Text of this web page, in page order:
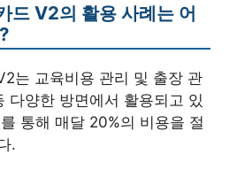
드 V2의 활용 사례는 어
는 교육비용 관리 및 출장 관
다양한 방면에서 활용되고 있
통해 매달 20%의 비용을 절
.